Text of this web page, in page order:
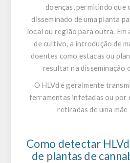
doenças, permitindo que
disseminado de uma planta
local ou região para outra. Em
de cultivo, a introdução de
doentes como estacas ou
resultar na disseminação
O HLVd é geralmente
ferramentas infetadas ou por
retiradas de uma
Como detectar
de plantas de